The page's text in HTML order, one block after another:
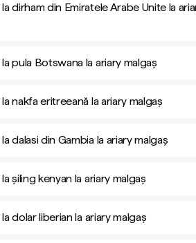
dirham din Emiratele Arabe Unite la
pula Botswana la ariary malgaș
nakfa eritreeană la ariary malgaș
dalasi din Gambia la ariary malgaș
șiling kenyan la ariary malgaș
dolar liberian la ariary malgaș